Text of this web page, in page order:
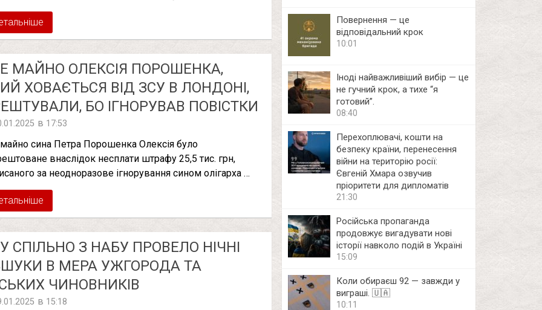
МАЙНО ОЛЕКСІЯ ПОРОШЕНКА,
ХОВАЄТЬСЯ ВІД ЗСУ В ЛОНДОНІ,
БО ІГНОРУВАВ ПОВІСТКИ
в 17:53
сина Петра Порошенка Олексія було
внаслідок несплати штрафу 25,5 тис. грн,
за неодноразове ігнорування сином олігарха …
СПІЛЬНО З НАБУ ПРОВЕЛО НІЧНІ
В МЕРА УЖГОРОДА ТА
ЧИНОВНИКІВ
в 15:18
Повернення — це
відповідальний крок
10:01
Іноді найважливіший вибір — це
не гучний крок, а тихе “я
готовий”.
08:40
Перехоплювачі, кошти на
безпеку країни, перенесення
війни на територію росії:
Євгеній Хмара озвучив
пріоритети для дипломатів
21:30
Російська пропаганда
продовжує вигадувати нові
історії навколо подій в Україні
15:09
Коли обираєш 92 — завжди у
виграші. 🇺🇦
10:11